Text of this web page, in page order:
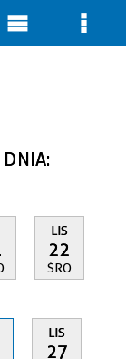
DNIA:
LIS
22
ŚRO
LIS
27
Menu Menu